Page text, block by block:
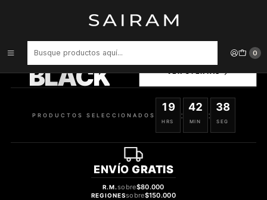
0
Perfume Famous Ron Marone (Rojo) Dama Edp 100 ml
BLACK
SELECCIONADOS
PRODUCTOS SELECCIONADOS
19
HRS
:
42
MIN
:
37
SEG
ENVÍO GRATIS
R.M.sobre$80.000
REGIONESsobre$150.000